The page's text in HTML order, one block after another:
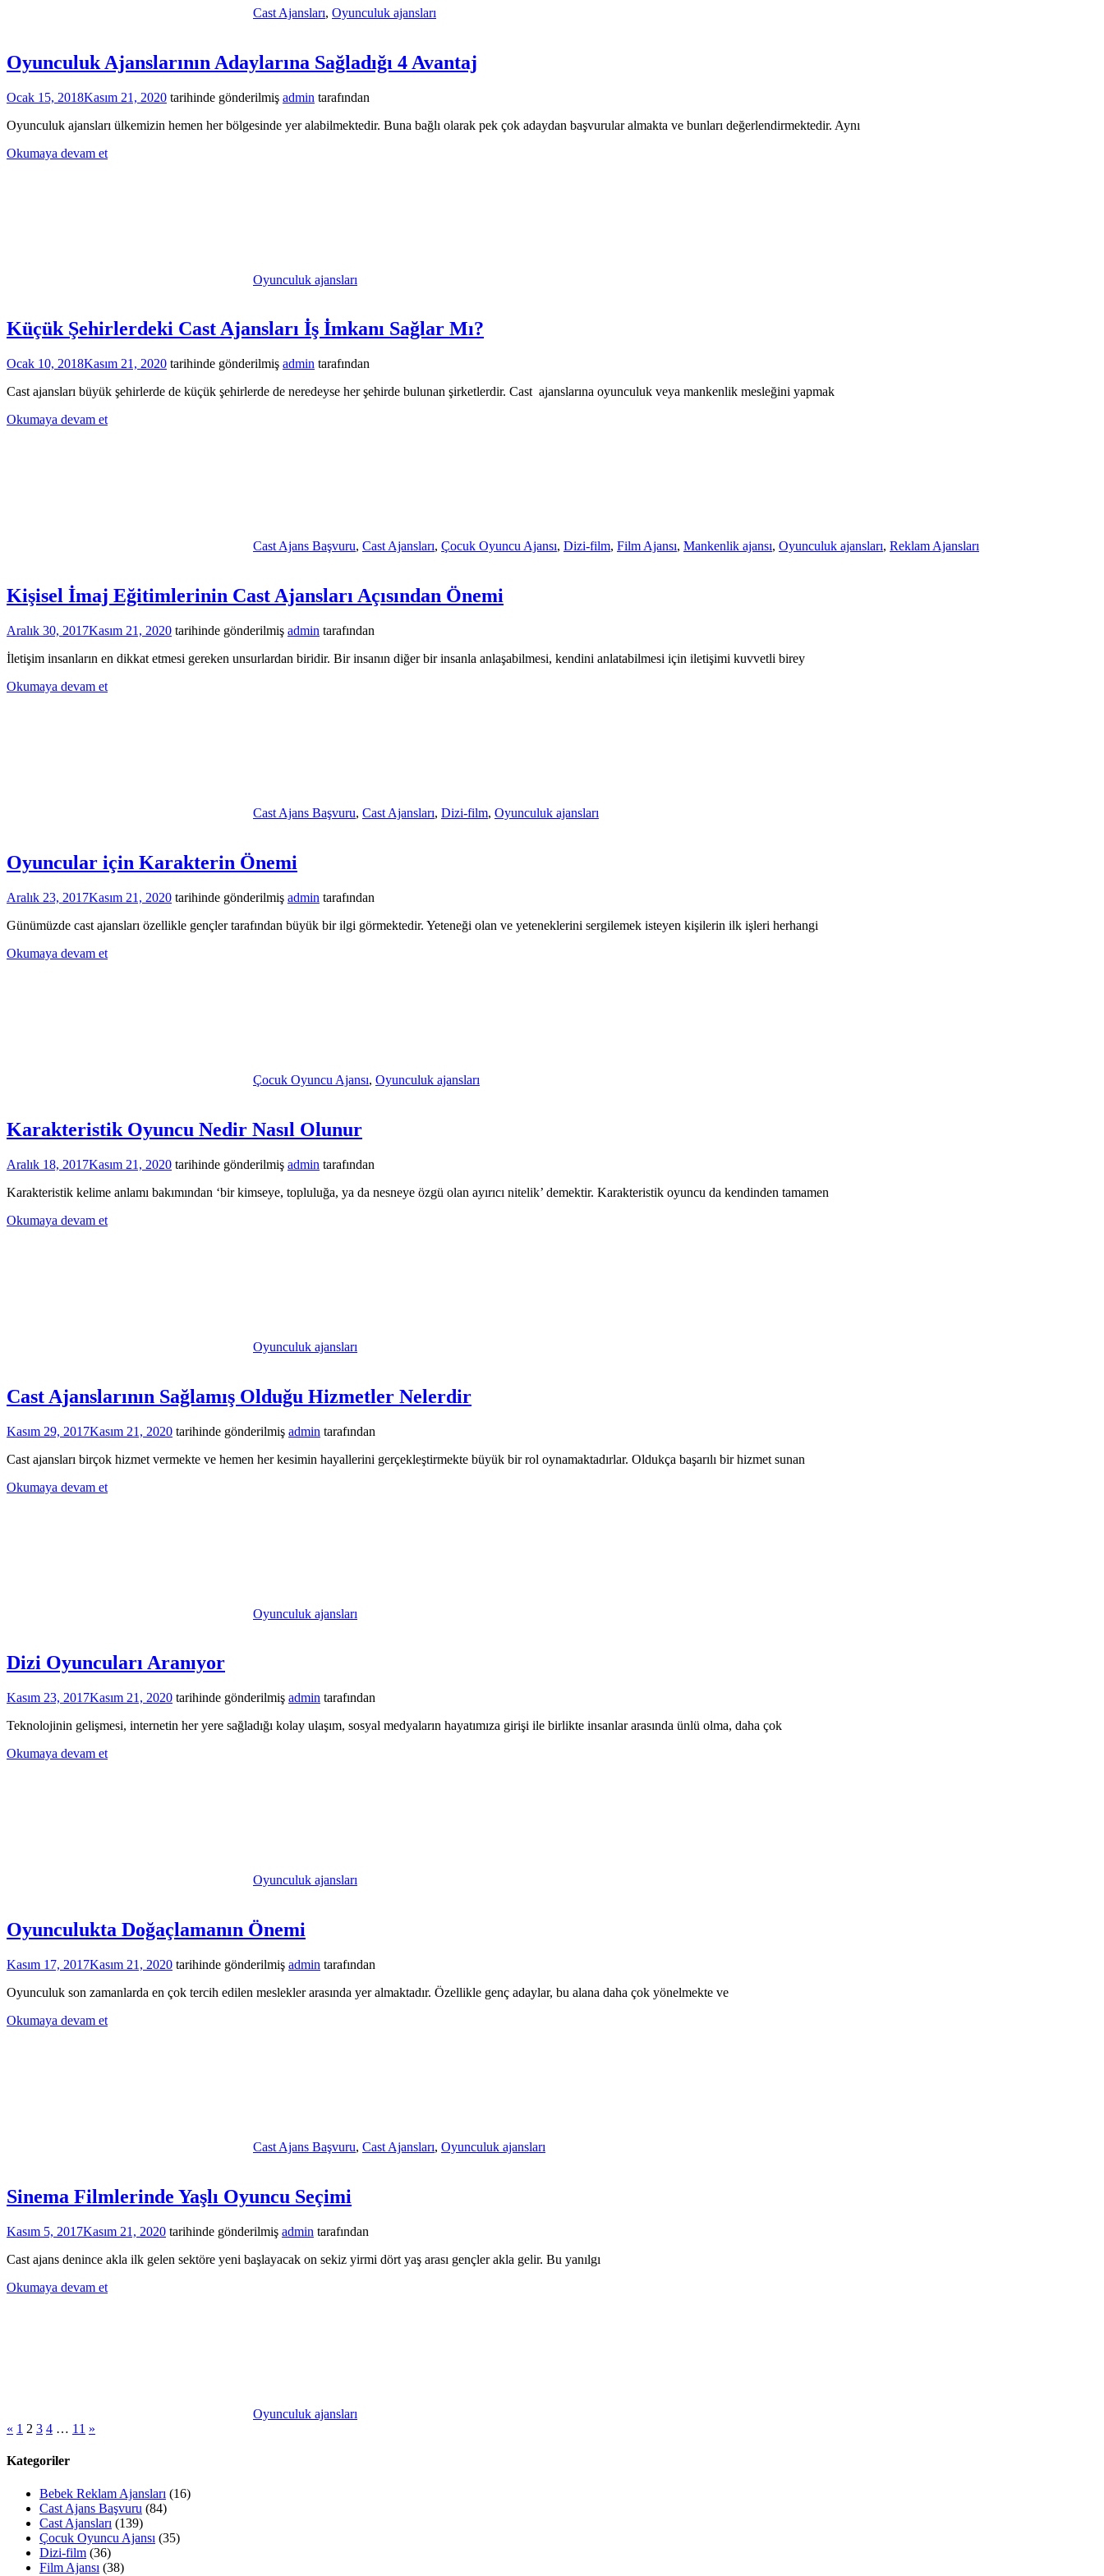
Cast Ajansları, Oyunculuk ajansları
Oyunculuk Ajanslarının Adaylarına Sağladığı 4 Avantaj
Ocak 15, 2018Kasım 21, 2020 tarihinde gönderilmiş admin tarafından
Oyunculuk ajansları ülkemizin hemen her bölgesinde yer alabilmektedir. Buna bağlı olarak pek çok adaydan başvurular almakta ve bunları değerlendirmektedir. Aynı
Okumaya devam et
Oyunculuk ajansları
Küçük Şehirlerdeki Cast Ajansları İş İmkanı Sağlar Mı?
Ocak 10, 2018Kasım 21, 2020 tarihinde gönderilmiş admin tarafından
Cast ajansları büyük şehirlerde de küçük şehirlerde de neredeyse her şehirde bulunan şirketlerdir. Cast ajanslarına oyunculuk veya mankenlik mesleğini yapmak
Okumaya devam et
Cast Ajans Başvuru, Cast Ajansları, Çocuk Oyuncu Ajansı, Dizi-film, Film Ajansı, Mankenlik ajansı, Oyunculuk ajansları, Reklam Ajansları
Kişisel İmaj Eğitimlerinin Cast Ajansları Açısından Önemi
Aralık 30, 2017Kasım 21, 2020 tarihinde gönderilmiş admin tarafından
İletişim insanların en dikkat etmesi gereken unsurlardan biridir. Bir insanın diğer bir insanla anlaşabilmesi, kendini anlatabilmesi için iletişimi kuvvetli birey
Okumaya devam et
Cast Ajans Başvuru, Cast Ajansları, Dizi-film, Oyunculuk ajansları
Oyuncular için Karakterin Önemi
Aralık 23, 2017Kasım 21, 2020 tarihinde gönderilmiş admin tarafından
Günümüzde cast ajansları özellikle gençler tarafından büyük bir ilgi görmektedir. Yeteneği olan ve yeteneklerini sergilemek isteyen kişilerin ilk işleri herhangi
Okumaya devam et
Çocuk Oyuncu Ajansı, Oyunculuk ajansları
Karakteristik Oyuncu Nedir Nasıl Olunur
Aralık 18, 2017Kasım 21, 2020 tarihinde gönderilmiş admin tarafından
Karakteristik kelime anlamı bakımından ‘bir kimseye, topluluğa, ya da nesneye özgü olan ayırıcı nitelik’ demektir. Karakteristik oyuncu da kendinden tamamen
Okumaya devam et
Oyunculuk ajansları
Cast Ajanslarının Sağlamış Olduğu Hizmetler Nelerdir
Kasım 29, 2017Kasım 21, 2020 tarihinde gönderilmiş admin tarafından
Cast ajansları birçok hizmet vermekte ve hemen her kesimin hayallerini gerçekleştirmekte büyük bir rol oynamaktadırlar. Oldukça başarılı bir hizmet sunan
Okumaya devam et
Oyunculuk ajansları
Dizi Oyuncuları Aranıyor
Kasım 23, 2017Kasım 21, 2020 tarihinde gönderilmiş admin tarafından
Teknolojinin gelişmesi, internetin her yere sağladığı kolay ulaşım, sosyal medyaların hayatımıza girişi ile birlikte insanlar arasında ünlü olma, daha çok
Okumaya devam et
Oyunculuk ajansları
Oyunculukta Doğaçlamanın Önemi
Kasım 17, 2017Kasım 21, 2020 tarihinde gönderilmiş admin tarafından
Oyunculuk son zamanlarda en çok tercih edilen meslekler arasında yer almaktadır. Özellikle genç adaylar, bu alana daha çok yönelmekte ve
Okumaya devam et
Cast Ajans Başvuru, Cast Ajansları, Oyunculuk ajansları
Sinema Filmlerinde Yaşlı Oyuncu Seçimi
Kasım 5, 2017Kasım 21, 2020 tarihinde gönderilmiş admin tarafından
Cast ajans denince akla ilk gelen sektöre yeni başlayacak on sekiz yirmi dört yaş arası gençler akla gelir. Bu yanılgı
Okumaya devam et
Oyunculuk ajansları
Yazı
sayfalaması
« Önceki
1 2 3 4 … 11 Sonraki
»
Kategoriler
Bebek Reklam Ajansları (16)
Cast Ajans Başvuru (84)
Cast Ajansları (139)
Çocuk Oyuncu Ajansı (35)
Dizi-film (36)
Film Ajansı (38)